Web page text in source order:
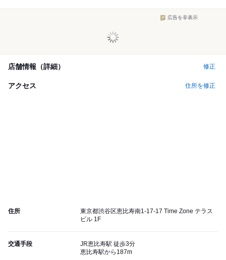
広告を非表示
店舗情報（詳細） 修正
アクセス 住所を修正
住所
東京都渋谷区恵比寿南1-17-17 Time Zone テラス
ビル 1F
交通手段
JR恵比寿駅 徒歩3分
恵比寿駅から187m